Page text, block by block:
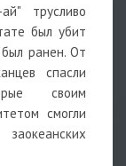
трусливо
был убит
ранен. От
спасли
своим
смогли